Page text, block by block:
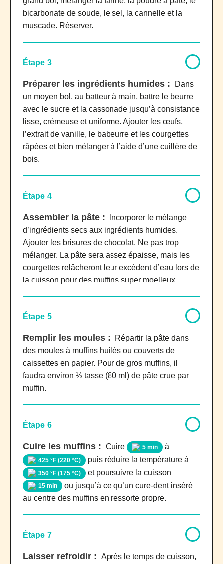
bicarbonate de soude, le sel, la cannelle et la
muscade. Réserver.
Étape 3
Préparer les ingrédients humides :
Dans
un moyen bol, au batteur à main, battre le beurre
avec le sucre et la cassonade jusqu’à consistance
lisse, crémeuse et uniforme. Ajouter les œufs,
l’extrait de vanille, le babeurre et les courgettes
râpées et bien mélanger à l’aide d’une cuillère de
bois.
Étape 4
Assembler la pâte :
Incorporer le mélange
d’ingrédients secs aux ingrédients humides.
Ajouter les brisures de chocolat. Ne pas trop
mélanger. La pâte sera assez épaisse, mais les
courgettes relâcheront leur excédent d’eau lors de
la cuisson pour des muffins super moelleux.
Étape 5
Remplir les moules :
Répartir la pâte dans
des moules à muffins huilés ou couverts de
caissettes en papier. Pour de gros muffins, il
faudra environ ⅓ tasse (80 ml) de pâte crue par
muffin.
Étape 6
Cuire les muffins : Cuire 5 min à
425 °F (220 °C) puis réduire la température à
350 °F (175 °C) et poursuivre la cuisson
15 min
ou jusqu’à ce qu’un cure-dent inséré
au centre des muffins en ressorte propre.
Étape 7
Laisser refroidir : Après le temps de cuisson,